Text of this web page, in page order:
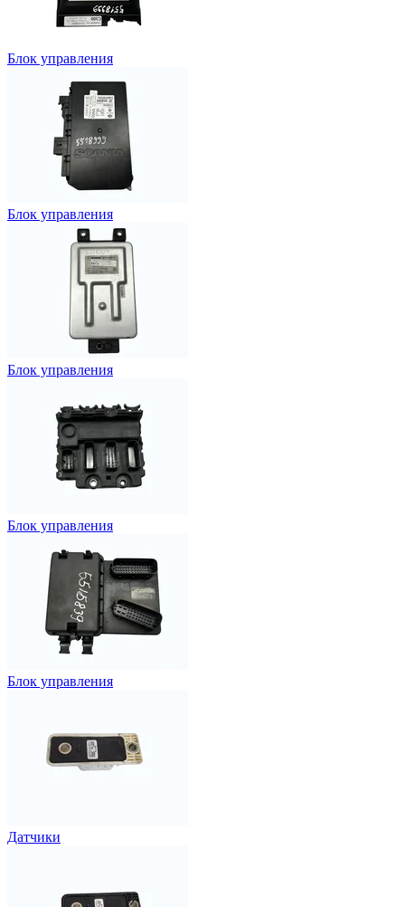
Блок управления
Блок управления
Блок управления
Блок управления
Блок управления
Датчики